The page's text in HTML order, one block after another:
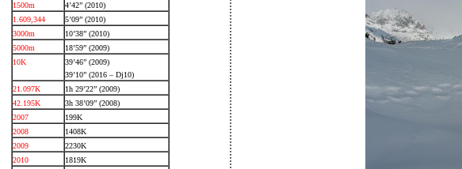
1500m
4’42” (2010)
1.609,344
5’09” (2010)
3000m
10’38” (2010)
5000m
18’59” (2009)
10K
39’46” (2009)
39’10” (2016 – Dj10)
21.097K
1h 29’22” (2009)
42.195K
3h 38’09” (2008)
2007
199K
2008
1408K
2009
2230K
2010
1819K